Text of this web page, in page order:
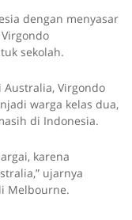
dengan menyasar
sekolah.
Virgondo
warga kelas dua,
di Indonesia.
karena
ujarnya
Melbourne.